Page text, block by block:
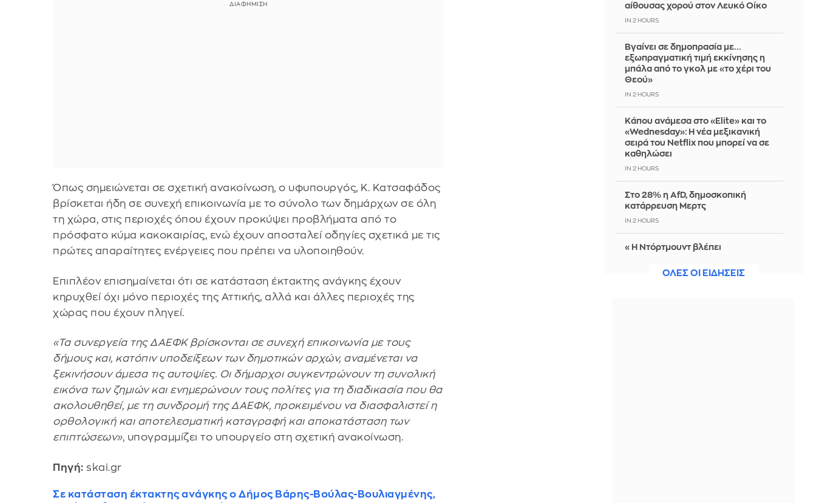
Όπως σημειώνεται σε σχετική ανακοίνωση, ο υφυπουργός, Κ. Κατσαφάδος
βρίσκεται ήδη σε συνεχή επικοινωνία με το σύνολο των δημάρχων σε όλη
τη χώρα, στις περιοχές όπου έχουν προκύψει προβλήματα από το
πρόσφατο κύμα κακοκαιρίας, ενώ έχουν αποσταλεί οδηγίες σχετικά με τις
πρώτες απαραίτητες ενέργειες που πρέπει να υλοποιηθούν.
Επιπλέον επισημαίνεται ότι σε κατάσταση έκτακτης ανάγκης έχουν
κηρυχθεί όχι μόνο περιοχές της Αττικής, αλλά και άλλες περιοχές της
χώρας που έχουν πληγεί.
«Τα συνεργεία της ΔΑΕΦΚ βρίσκονται σε συνεχή επικοινωνία με τους
δήμους και, κατόπιν υποδείξεων των δημοτικών αρχών, αναμένεται να
ξεκινήσουν άμεσα τις αυτοψίες. Οι δήμαρχοι συγκεντρώνουν τη συνολική
εικόνα των ζημιών και ενημερώνουν τους πολίτες για τη διαδικασία που θα
ακολουθηθεί, με τη συνδρομή της ΔΑΕΦΚ, προκειμένου να διασφαλιστεί η
ορθολογική και αποτελεσματική καταγραφή και αποκατάσταση των
επιπτώσεων», υπογραμμίζει το υπουργείο στη σχετική ανακοίνωση.
Πηγή: skai.gr
Σε κατάσταση έκτακτης ανάγκης ο Δήμος Βάρης-Βούλας-Βουλιαγμένης,
αίθουσας χορού στον Λευκό Οίκο
IN 2 HOURS
Βγαίνει σε δημοπρασία με...
εξωπραγματική τιμή εκκίνησης η
μπάλα από το γκολ με «το χέρι του
Θεού»
IN 2 HOURS
Κάπου ανάμεσα στο «Elite» και το
«Wednesday»: Η νέα μεξικανική
σειρά του Netflix που μπορεί να σε
καθηλώσει
IN 2 HOURS
Στο 28% η AfD, δημοσκοπική
κατάρρευση Μερτς
IN 2 HOURS
«Η Ντόρτμουντ βλέπει
Αντεγέμι»ΟΛΕΣ ΟΙ ΕΙΔΗΣΕΙΣ